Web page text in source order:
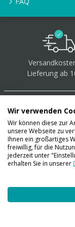
Lieferung ab
Über 40.000
Lager
Wir verwenden
Wir können diese zur
unsere Webseite zu
Ihnen ein großartiges
freiwillig, für die
jederzeit unter
erhalten Sie in unserer